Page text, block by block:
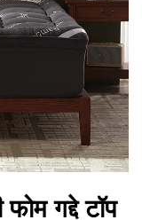
फोम गद्दे टॉप